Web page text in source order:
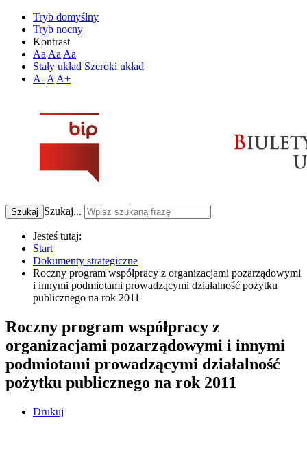
Tryb domyślny
Tryb nocny
Kontrast
Aa Aa Aa
Stały układ Szeroki układ
A- A A+
Szukaj Szukaj...
Jesteś tutaj:
Start
Dokumenty strategiczne
Roczny program współpracy z organizacjami pozarządowymi
i innymi podmiotami prowadzącymi działalność pożytku
publicznego na rok 2011
Roczny program współpracy z
organizacjami pozarządowymi i innymi
podmiotami prowadzącymi działalność
pożytku publicznego na rok 2011
Drukuj